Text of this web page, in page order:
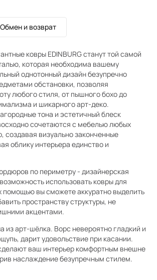
Обмен и возврат
ковры EDINBURG станут той самой
которая необходима вашему
однотонный дизайн безупречно
обстановки, позволяя
любого стиля, от пышного бохо до
и шикарного арт-деко.
тона и эстетичный блеск
сочетаются с мебелью любых
создавая визуально законченные
облику интерьера единство и
по периметру - дизайнерская
использовать ковры для
помощью вы сможете аккуратно выделить
пространству структуры, не
акцентами.
из арт-шёлка. Ворс невероятно гладкий и
дарит удовольствие при касании.
ваш интерьер комфортным внешне
наслаждение безупречным стилем.